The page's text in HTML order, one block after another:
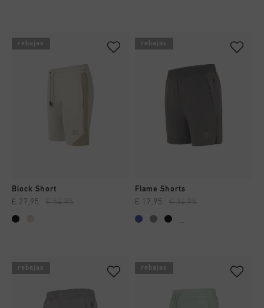
rebajas
Block Short
€ 27,95 € 54,95
rebajas
Flame Shorts
€ 17,95 € 34,95
rebajas rebajas